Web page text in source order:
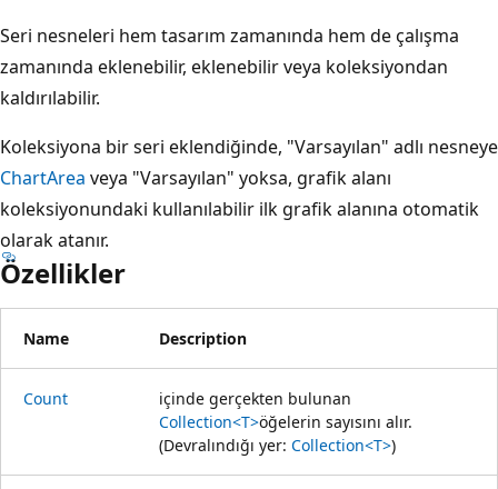
Seri nesneleri hem tasarım zamanında hem de çalışma
zamanında eklenebilir, eklenebilir veya koleksiyondan
kaldırılabilir.
Koleksiyona bir seri eklendiğinde, "Varsayılan" adlı nesneye
ChartArea veya "Varsayılan" yoksa, grafik alanı
koleksiyonundaki kullanılabilir ilk grafik alanına otomatik
olarak atanır.
Özellikler
Name Description
Count
içinde gerçekten bulunan
Collection<T>öğelerin sayısını alır.
(Devralındığı yer: Collection<T>)